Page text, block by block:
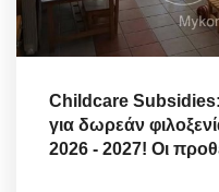
Childcare
για δωρεάν
2026 - 2027! Οι